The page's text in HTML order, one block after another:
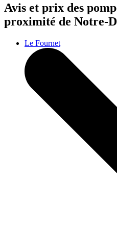
Avis et prix des
proximité de Notre-
Le Fournet